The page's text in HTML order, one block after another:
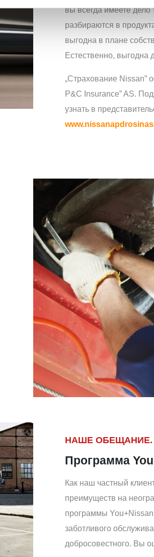
вы всегда имеете дело
разбираются в
выгодна в плане
Естественно, выгодна
„Страхование Nissan”
P&C Insurance” AS.
узнать в
НАШЕ
Программа
Как наш частный
преимуществ на
программы
заботливого
добросовестного. Вы